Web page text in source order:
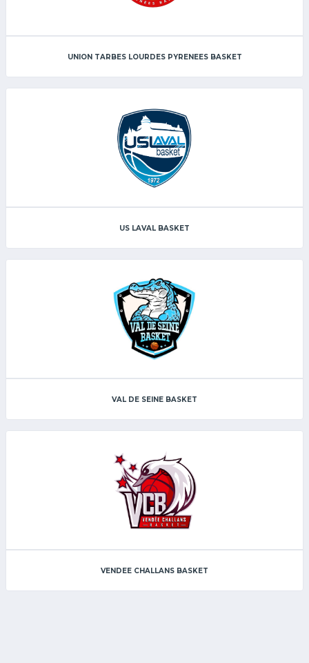
UNION TARBES LOURDES PYRENEES BASKET
US LAVAL BASKET
VAL DE SEINE BASKET
VENDEE CHALLANS BASKET